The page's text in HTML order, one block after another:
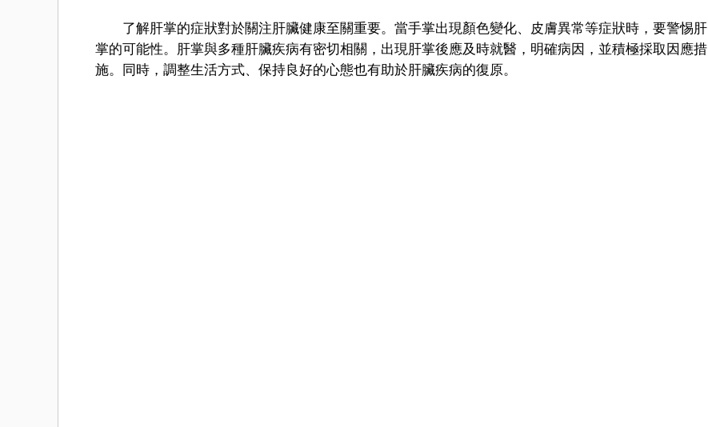
了解肝掌的症狀對於關注肝臟健康至關重要。當手掌出現顏色變化、皮膚異常等症狀時，要警惕肝
掌的可能性。肝掌與多種肝臟疾病有密切相關，出現肝掌後應及時就醫，明確病因，並積極採取因應措
施。同時，調整生活方式、保持良好的心態也有助於肝臟疾病的復原。